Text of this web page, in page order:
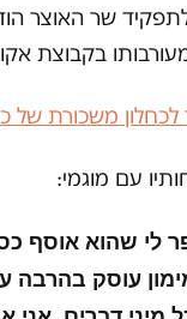
שר האוצר
בקבוצת
של כ-2 מיליון שקלים
עם מוגמי:
לי שהוא אוסף
עוסק